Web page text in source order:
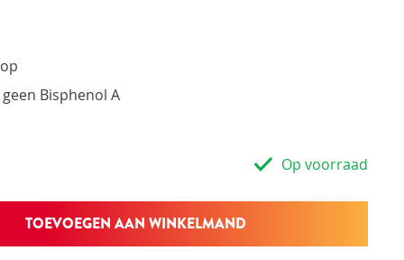
aflevering bij cliënt
Bisphenol A
Op voorraad
TOEVOEGEN AAN WINKELMAND